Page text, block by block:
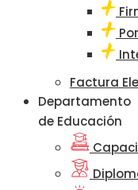
Factura
Departamento
de Educación